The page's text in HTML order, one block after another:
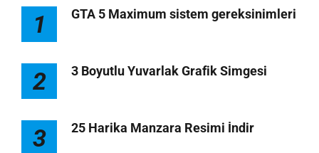
1 GTA 5 Maximum sistem gereksinimleri
2 3 Boyutlu Yuvarlak Grafik Simgesi
3 25 Harika Manzara Resimi İndir